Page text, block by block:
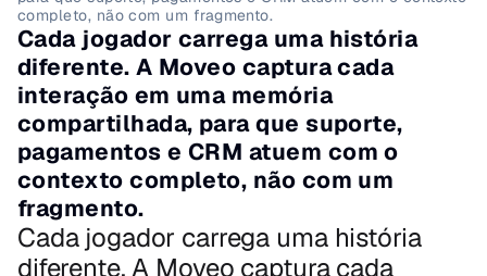
completo, não com um fragmento.
Cada jogador carrega uma história
diferente. A Moveo captura cada
interação em uma memória
compartilhada, para que suporte,
pagamentos e CRM atuem com o
contexto completo, não com um
fragmento.
Cada jogador carrega uma história
diferente. A Moveo captura cada